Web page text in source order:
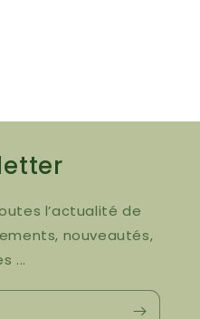
l’actualité de
nouveautés,
...